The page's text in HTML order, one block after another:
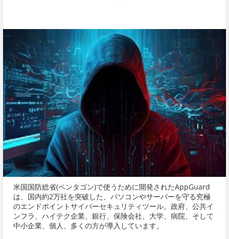
米国国防総省(ペンタゴン)で使うために開発されたAppGuard
は、国内約2万社を突破した、パソコンやサーバーを守る究極
のエンドポイントサイバーセキュリティツール。政府、公共イ
ンフラ、ハイテク企業、銀行、保険会社、大学、病院、そして
中小企業、個人、多くの方が導入しています。